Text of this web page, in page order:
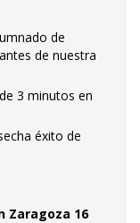
de
de nuestra
3 minutos en
éxito de
Zaragoza 16